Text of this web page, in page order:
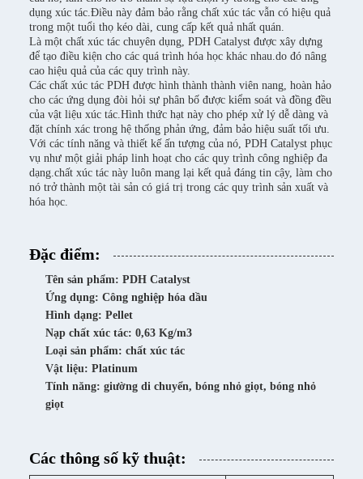
dụng xúc tác.Điều này đảm bảo rằng chất xúc tác vẫn có hiệu quả
trong một tuổi thọ kéo dài, cung cấp kết quả nhất quán.
Là một chất xúc tác chuyên dụng, PDH Catalyst được xây dựng
để tạo điều kiện cho các quá trình hóa học khác nhau.do đó nâng
cao hiệu quả của các quy trình này.
Các chất xúc tác PDH được hình thành thành viên nang, hoàn hảo
cho các ứng dụng đòi hỏi sự phân bố được kiểm soát và đồng đều
của vật liệu xúc tác.Hình thức hạt này cho phép xử lý dễ dàng và
đặt chính xác trong hệ thống phản ứng, đảm bảo hiệu suất tối ưu.
Với các tính năng và thiết kế ấn tượng của nó, PDH Catalyst phục
vụ như một giải pháp linh hoạt cho các quy trình công nghiệp đa
dạng.chất xúc tác này luôn mang lại kết quả đáng tin cậy, làm cho
nó trở thành một tài sản có giá trị trong các quy trình sản xuất và
hóa học.
Đặc điểm:
Tên sản phẩm: PDH Catalyst
Ứng dụng: Công nghiệp hóa dầu
Hình dạng: Pellet
Nạp chất xúc tác: 0,63 Kg/m3
Loại sản phẩm: chất xúc tác
Vật liệu: Platinum
Tính năng: giường di chuyển, bóng nhỏ giọt, bóng nhỏ
giọt
Các thông số kỹ thuật: